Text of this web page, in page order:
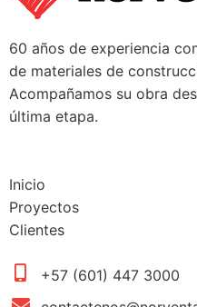
60 años de experiencia
de materiales de
Acompañamos su obra
última etapa.
Inicio
Proyectos
Clientes
+57 (601) 447 3000